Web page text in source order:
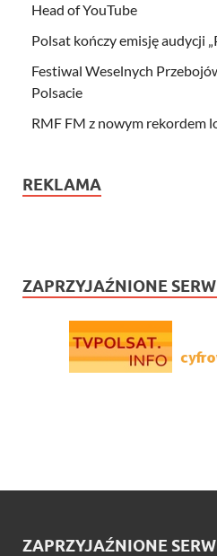
Head of YouTube
Polsat kończy emisję audycji
Festiwal Weselnych
Polsacie
RMF FM z nowym rekordem
REKLAMA
ZAPRZYJAŹNIONE
ZAPRZYJAŹNIONE